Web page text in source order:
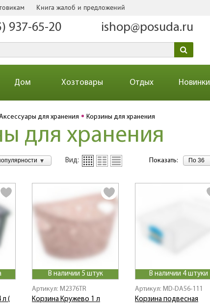
Книга жалоб и предложений
937-65-20 ishop@posuda.ru
Дом Хозтовары Отдых Новинки
для хранения Корзины для хранения
для хранения
Вид: Показать: По 36
л (
В наличии 5 штук
Артикул: M2376TR
Корзина Кружево 1 л
В наличии 4 штуки
Артикул: MD-DA56-111
Корзина подвесная